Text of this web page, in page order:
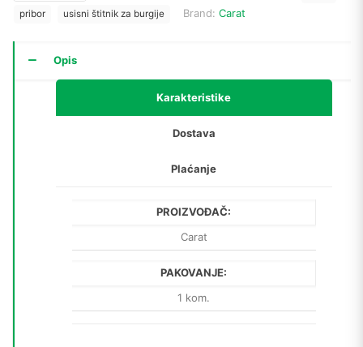
pribor
usisni štitnik za burgije Brand: Carat
Opis
Karakteristike
Dostava
Plaćanje
PROIZVOĐAČ:
Carat
PAKOVANJE:
1 kom.